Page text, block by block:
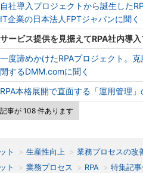
自社導入プロジェクトから誕生した
IT企業の日本法人FPTジャパンに聞く
サービス提供を見据えてRPA社内導
一度諦めかけたRPAプロジェクト。
開するDMM.comに聞く
RPA本格展開で直面する「運用管理
事が 108 件あります
ト 生産性向上 業務プロセスの改
ト
業務プロセス RPA 特集記事